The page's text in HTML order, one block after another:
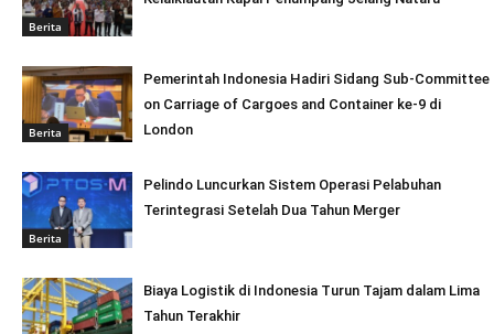
Berita
Berita
Pemerintah Indonesia Hadiri Sidang Sub-Committee
on Carriage of Cargoes and Container ke-9 di
London
Berita
Pelindo Luncurkan Sistem Operasi Pelabuhan
Terintegrasi Setelah Dua Tahun Merger
Biaya Logistik di Indonesia Turun Tajam dalam Lima
Tahun Terakhir